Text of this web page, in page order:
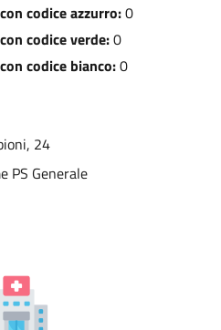
codice azzurro:0
codice verde:0
codice bianco:0
24
PS Generale